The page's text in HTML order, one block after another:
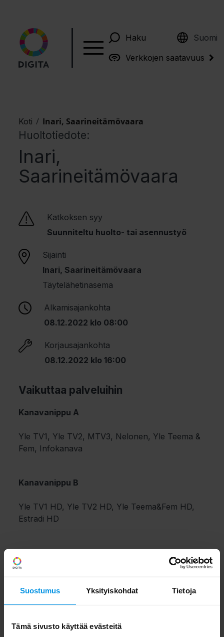
Suostumus Yksityiskohdat Tietoja
Tämä sivusto käyttää evästeitä
Haku Suomi
English
Verkkojen saatavuus
Koti / Inari, Saarineitämövaara
Huoltotiedote:
Inari,
Saarineitämövaara
Katkoksen syy
Suunniteltu huolto- tai asennustyö
Sijainti
Inari, Saarineitämövaara
Täytelähetinasema
Alkamisajankohta
08.12.2022 klo 08:00
Korjausajankohta
08.12.2022 klo 16:00
Vaikuttaa palveluihin
Kanavanippu A
Yle TV1, Yle TV2, MTV3, Nelonen, Yle Teema &
Fem, Infokanava
Kanavanippu B
Yle TV1 HD, Yle TV2 HD, Yle Teema&Fem HD,
Estradi HD